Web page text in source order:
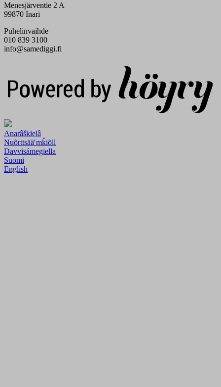
Menesjärventie 2 A
99870 Inari
Puhelinvaihde
010 839 3100
info@samediggi.fi
Anarâškielâ
Nuõrttsääʹmǩiõll
Davvisámegiella
Suomi
English